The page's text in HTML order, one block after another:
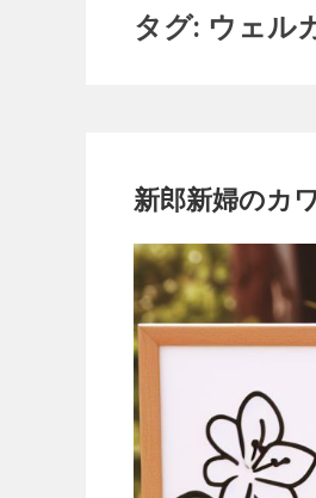
タグ: ウェル
新郎新婦のカ